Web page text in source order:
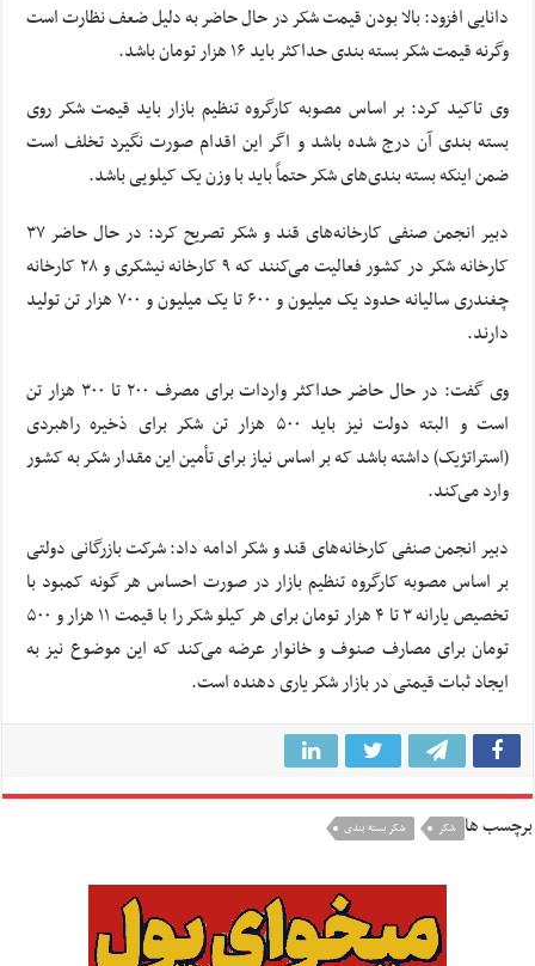
دانایی افزود: بالا بودن قیمت شکر در حال حاضر به دلیل ضعف نظارت است
وگرنه قیمت شکر بسته بندی حداکثر باید ۱۶ هزار تومان باشد.
وی تاکید کرد: بر اساس مصوبه کارگروه تنظیم بازار باید قیمت شکر روی
بسته بندی آن درج شده باشد و اگر این اقدام صورت نگیرد تخلف است
ضمن اینکه بسته بندی‌های شکر حتماً باید با وزن یک کیلویی باشد.
دبیر انجمن صنفی کارخانه‌های قند و شکر تصریح کرد: در حال حاضر ۳۷
کارخانه شکر در کشور فعالیت می‌کنند که ۹ کارخانه نیشکری و ۲۸ کارخانه
چغندری سالیانه حدود یک میلیون و ۶۰۰ تا یک میلیون و ۷۰۰ هزار تن تولید
دارند.
وی گفت: در حال حاضر حداکثر واردات برای مصرف ۲۰۰ تا ۳۰۰ هزار تن
است و البته دولت نیز باید ۵۰۰ هزار تن شکر برای ذخیره راهبردی
(استراتژیک) داشته باشد که بر اساس نیاز برای تأمین این مقدار شکر به کشور
وارد می‌کند.
دبیر انجمن صنفی کارخانه‌های قند و شکر ادامه داد: شرکت بازرگانی دولتی
بر اساس مصوبه کارگروه تنظیم بازار در صورت احساس هر گونه کمبود با
تخصیص یارانه ۳ تا ۴ هزار تومان برای هر کیلو شکر را با قیمت ۱۱ هزار و ۵۰۰
تومان برای مصارف صنوف و خانوار عرضه می‌کند که این موضوع نیز به
ایجاد ثبات قیمتی در بازار شکر یاری دهنده است.
برچسب ها شکر شکر بسته بندی